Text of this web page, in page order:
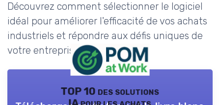
Découvrez comment sélectionner le logiciel
idéal pour améliorer l'efficacité de vos achats
industriels et répondre aux défis uniques de
votre entreprise.
TOP 10 des solutions